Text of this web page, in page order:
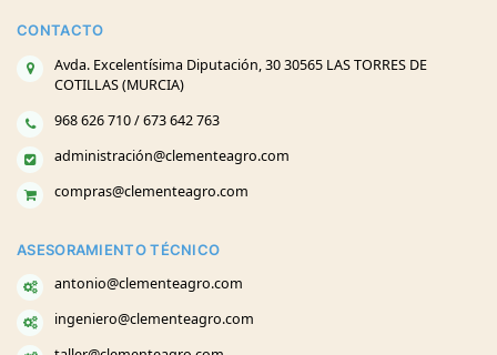
CONTACTO
Avda. Excelentísima Diputación, 30 30565 LAS TORRES DE
COTILLAS (MURCIA)
968 626 710 / 673 642 763
administración@clementeagro.com
compras@clementeagro.com
ASESORAMIENTO TÉCNICO
antonio@clementeagro.com
ingeniero@clementeagro.com